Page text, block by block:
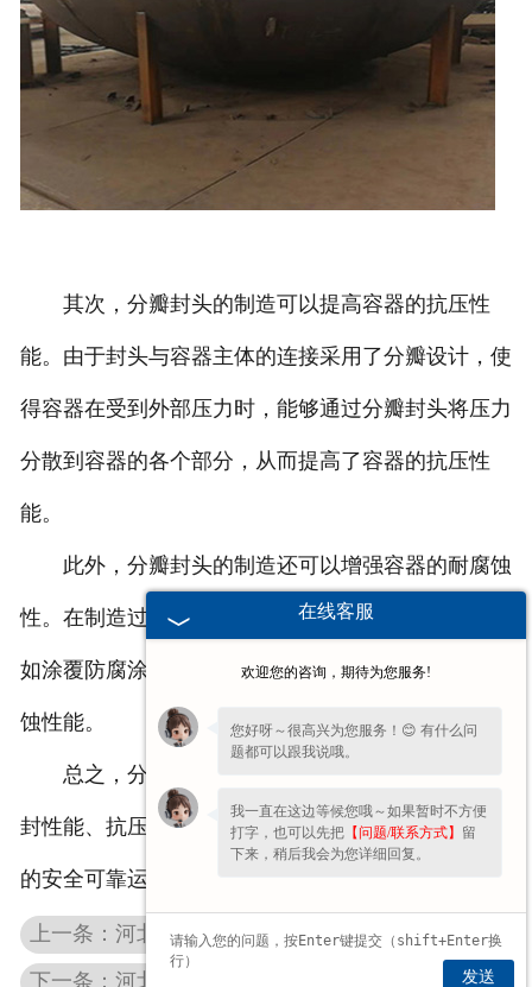
其次，分瓣封头的制造可以提高容器的抗压性
能。由于封头与容器主体的连接采用了分瓣设计，使
得容器在受到外部压力时，能够通过分瓣封头将压力
分散到容器的各个部分，从而提高了容器的抗压性
能。
此外，分瓣封头的制造还可以增强容器的耐腐蚀
性。在制造过程中，封头表面通常会进行防腐处理，
如涂覆防腐涂层、进行热处理等，以增强容器的耐腐
蚀性能。
总之，分瓣封头的制造目的是为了确保容器的密
封性能、抗压性能和耐腐蚀性能，从而保障压力容器
的安全可靠运行。
上一条：河北热压模具设计的关键要求和创新思路
下一条：河北椭圆封头在使用时的故障处理
在线客服
欢迎您的咨询，期待为您服务!
您好呀～很高兴为您服务！😊 有什么问
题都可以跟我说哦。
我一直在这边等候您哦～如果暂时不方便
打字，也可以先把 【问题/联系方式】 留
下来，稍后我会为您详细回复。
发送